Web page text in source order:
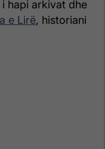
hapi arkivat dhe
e Lirë, historiani